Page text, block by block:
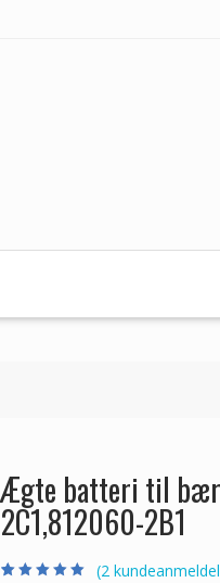
Ægte batteri til
2C1,812060-2B1
(2